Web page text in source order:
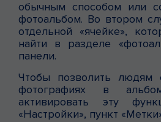
обычным способом или
фотоальбом. Во втором
отдельной «ячейке»,
найти в разделе
панели.
Чтобы позволить людям
фотографиях в
активировать эту
«Настройки», пункт